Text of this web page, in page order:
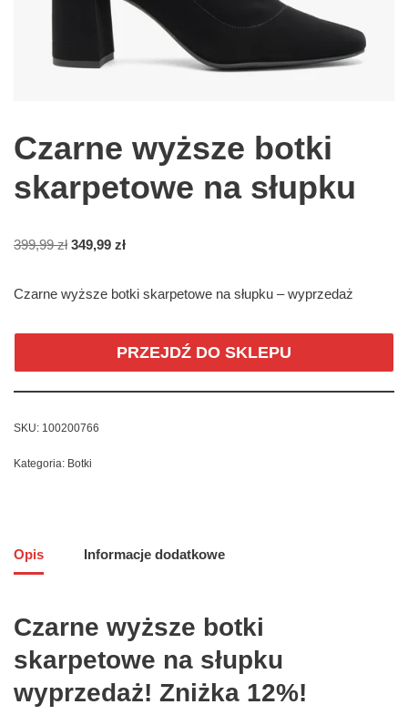
Czarne wyższe botki
skarpetowe na słupku
399,99zł 349,99 zł
Czarne wyższe botki skarpetowe na słupku – wyprzedaż
PRZEJDŹ DO SKLEPU
SKU: 100200766
Kategoria: Botki
Opis Informacje dodatkowe
Czarne wyższe botki
skarpetowe na słupku
wyprzedaż! Zniżka 12%!